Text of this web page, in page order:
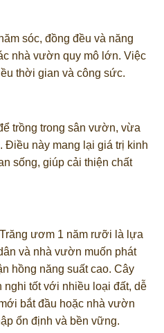
sóc, đồng đều và năng
nhà vườn quy mô lớn. Việc
thời gian và công sức.
trồng trong sân vườn, vừa
Điều này mang lại giá trị kinh
sống, giúp cải thiện chất
ươm 1 năm rưỡi là lựa
và nhà vườn muốn phát
hồng năng suất cao. Cây
nghi tốt với nhiều loại đất, dễ
bắt đầu hoặc nhà vườn
ổn định và bền vững.